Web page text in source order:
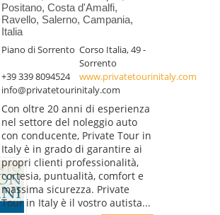
Positano, Costa d'Amalfi,
Ravello, Salerno, Campania,
Italia
Piano di Sorrento Corso Italia, 49 -
Sorrento
+39 339 8094524
www.privatetourinitaly.com
info@privatetourinitaly.com
Con oltre 20 anni di esperienza
nel settore del noleggio auto
con conducente, Private Tour in
Italy è in grado di garantire ai
propri clienti professionalità,
cortesia, puntualità, comfort e
massima sicurezza. Private
Tour in Italy è il vostro autista...